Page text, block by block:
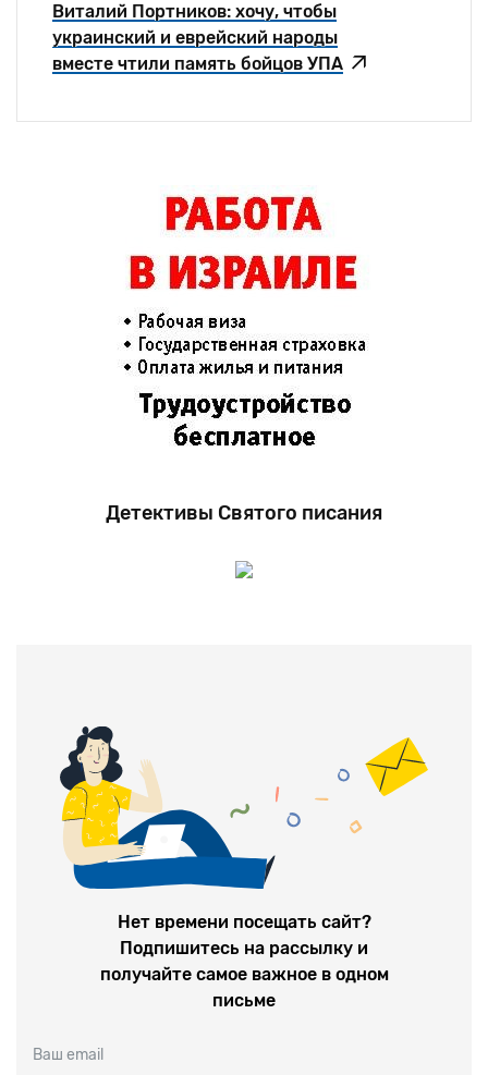
Виталий Портников: хочу, чтобы
украинский и еврейский народы
вместе чтили память бойцов УПА
Детективы Святого писания
Нет времени посещать сайт?
Подпишитесь на рассылку и
получайте самое важное в одном
письме
Ваш email